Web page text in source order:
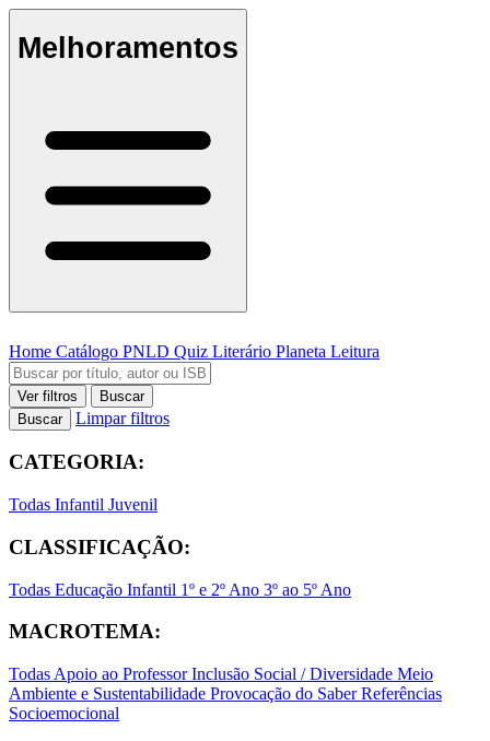
Melhoramentos
Home Catálogo PNLD Quiz Literário Planeta Leitura
Ver filtros
Buscar
Buscar
Limpar filtros
CATEGORIA:
Todas Infantil Juvenil
CLASSIFICAÇÃO:
Todas Educação Infantil 1º e 2º Ano 3º ao 5º Ano
MACROTEMA:
Todas Apoio ao ProfessorInclusão Social / Diversidade Meio
Ambiente e Sustentabilidade Provocação do SaberReferências
Socioemocional